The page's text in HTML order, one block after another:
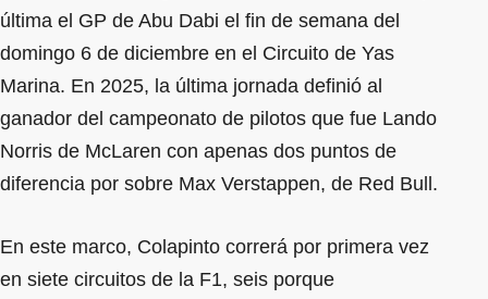
última el GP de Abu Dabi el fin de semana del
domingo 6 de diciembre en el Circuito de Yas
Marina. En 2025, la última jornada definió al
ganador del campeonato de pilotos que fue Lando
Norris de McLaren con apenas dos puntos de
diferencia por sobre Max Verstappen, de Red Bull.
En este marco, Colapinto correrá por primera vez
en siete circuitos de la F1, seis porque